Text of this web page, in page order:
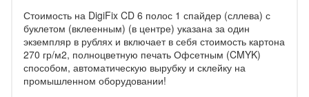
Стоимость на DigiFix CD 6 полос 1 спайдер (сллева) с
буклетом (вклеенным) (в центре) указана за один
экземпляр в рублях и включает в себя стоимость картона
270 гр/м2, полноцветную печать Офсетным (CMYK)
способом, автоматическую вырубку и склейку на
промышленном оборудовании!